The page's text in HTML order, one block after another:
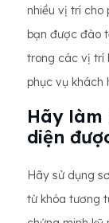
nhiều vị trí cho
bạn được đào
trong các vị trí
phục vụ khách
Hãy làm
diện
Hãy sử dụng
từ khóa tương